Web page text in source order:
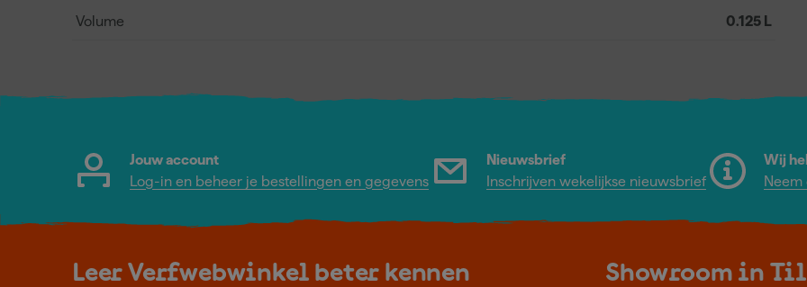
Volume 0.125 L
Jouw account
Log-in en beheer je bestellingen en gegevens
Nieuwsbrief
Inschrijven wekelijkse nieuwsbrief
Wij
Leer Verfwebwinkel beter kennen Showroom in